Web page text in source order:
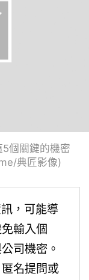
個關鍵的機密
典匠影像)
，可能導
輸入個
司機密。
名提問或